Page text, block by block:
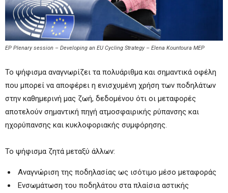
EP Plenary session – Developing an EU Cycling Strategy – Elena Kountoura MEP
Το ψήφισμα αναγνωρίζει τα πολυάριθμα και σημαντικά οφέλη
που μπορεί να αποφέρει η ενισχυμένη χρήση των ποδηλάτων
στην καθημερινή μας ζωή, δεδομένου ότι οι μεταφορές
αποτελούν σημαντική πηγή ατμοσφαιρικής ρύπανσης και
ηχορύπανσης και κυκλοφοριακής συμφόρησης.
Το ψήφισμα ζητά μεταξύ άλλων:
­ Αναγνώριση της ποδηλασίας ως ισότιμο μέσο μεταφοράς
­ Ενσωμάτωση του ποδηλάτου στα πλαίσια αστικής